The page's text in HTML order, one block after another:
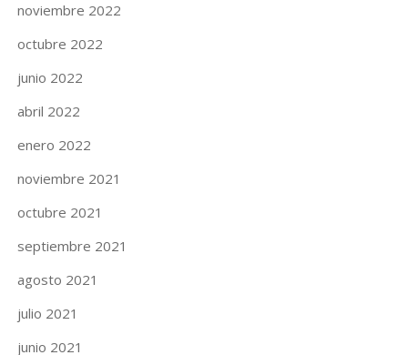
noviembre 2022
octubre 2022
junio 2022
abril 2022
enero 2022
noviembre 2021
octubre 2021
septiembre 2021
agosto 2021
julio 2021
junio 2021